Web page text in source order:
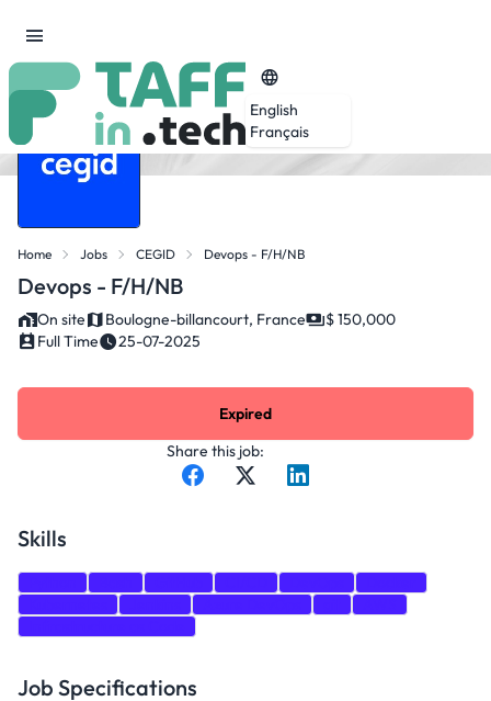
English
Français
Home Jobs CEGID Devops - F/H/NB
Devops - F/H/NB
On site Boulogne-billancourt, France
$ 150,000
Full Time
25-07-2025
Share this job:
Expired
Skills
Job Specifications